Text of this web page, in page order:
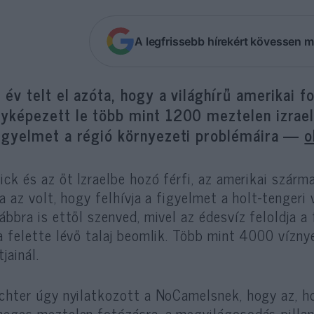
A legfrissebb hírekért kövessen
telt el azóta, hogy a világhírű amerikai
le több mint 1200 meztelen
a régió környezeti problémáira —
és az őt Izraelbe hozó férfi, az amerikai
az volt, hogy felhívja a figyelmet a holt-tengeri
is ettől szenved, mivel az édesvíz feloldja
felette lévő talaj beomlik. Több mint 4000
úgy nyilatkozott a NoCamelsnek, hogy az,